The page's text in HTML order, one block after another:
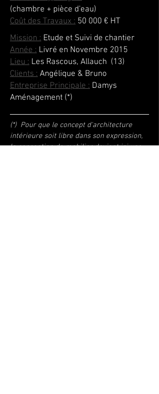
(chambre + pièce d'eau)
Coût des Travaux : 50 000 € HT
Mission : Etude et Suivi de chantier
Année : Livré en Novembre 2015
Lieu : Les Rascous, Allauch (13)
Clients : Angélique & Bruno
Entreprise Principale : Damys
Aménagement (*)
(*) Pour que le concept d'architecture
intérieure soit libre dans son expression,
la conception de mobilier devient ici une